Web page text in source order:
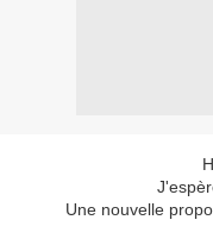
Une nouvelle